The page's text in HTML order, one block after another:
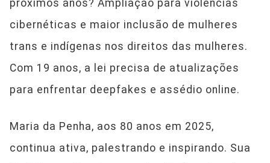
próximos anos? Ampliação para violências
cibernéticas e maior inclusão de mulheres
trans e indígenas nos direitos das mulheres.
Com 19 anos, a lei precisa de atualizações
para enfrentar deepfakes e assédio online.
Maria da Penha, aos 80 anos em 2025,
continua ativa, palestrando e inspirando. Sua